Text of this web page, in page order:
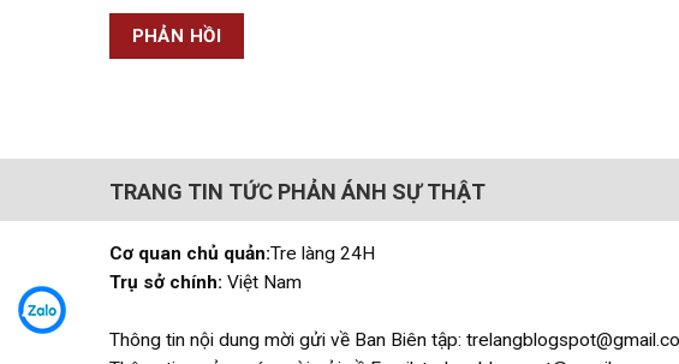
TRANG TIN TỨC PHẢN ÁNH SỰ THẬT
Cơ quan chủ quản:Tre làng 24H
Trụ sở chính: Việt Nam
Thông tin nội dung mời gửi về Ban Biên tập: